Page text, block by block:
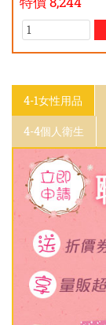
4-1女性用品
4-4個人衛生